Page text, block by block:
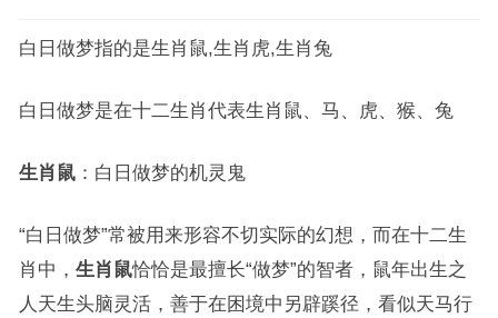
白日做梦指的是生肖鼠,生肖虎,生肖兔
白日做梦是在十二生肖代表生肖鼠、马、虎、猴、兔
生肖鼠：白日做梦的机灵鬼
“白日做梦”常被用来形容不切实际的幻想，而在十二生
肖中， 生肖鼠恰恰是最擅长“做梦”的智者，鼠年出生之
人天生头脑灵活，善于在困境中另辟蹊径，看似天马行